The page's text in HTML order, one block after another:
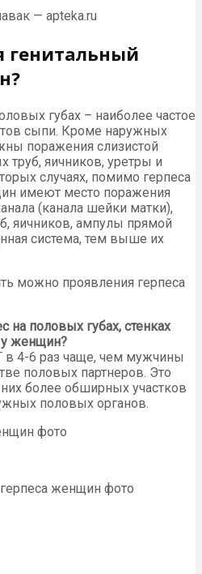
— apteka.ru
генитальный
губах – наиболее частое
сыпи. Кроме наружных
поражения слизистой
труб, яичников, уретры и
случаях, помимо герпеса
имеют место поражения
(канала шейки матки),
яичников, ампулы прямой
система, тем выше их
можно проявления герпеса
на половых губах, стенках
женщин?
4-6 раз чаще, чем мужчины
половых партнеров. Это
более обширных участков
половых органов.
фото
женщин фото